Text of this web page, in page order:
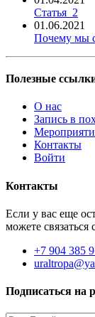
Статья_2
01.06.2021
Почему мы
Полезные
О нас
Запись в
Контакты
Войти
Контакты
Если у вас еще
можете
+7 904 385
Подписаться на